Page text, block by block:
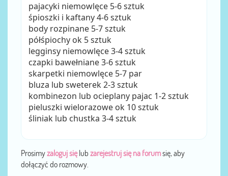
pajacyki niemowlęce 5-6 sztuk
śpioszki i kaftany 4-6 sztuk
body rozpinane 5-7 sztuk
półśpiochy ok 5 sztuk
legginsy niemowlęce 3-4 sztuk
czapki bawełniane 3-6 sztuk
skarpetki niemowlęce 5-7 par
bluza lub sweterek 2-3 sztuk
kombinezon lub ocieplany pajac 1-2 sztuk
pieluszki wielorazowe ok 10 sztuk
śliniak lub chustka 3-4 sztuk
Prosimyzaloguj sięlub zarejestruj się na forumsię, aby
dołączyć do rozmowy.